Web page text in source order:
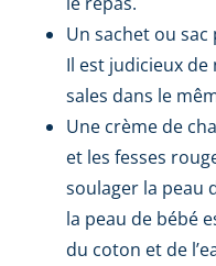
Un sachet ou
Il est judicieux
sales dans le
Une crème de
et les fesses
soulager la peau
la peau de bébé
du coton et de